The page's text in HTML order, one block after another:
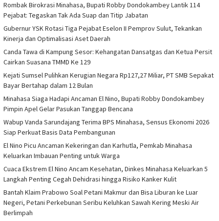
Rombak Birokrasi Minahasa, Bupati Robby Dondokambey Lantik 114
Pejabat: Tegaskan Tak Ada Suap dan Titip Jabatan
Gubernur YSK Rotasi Tiga Pejabat Eselon II Pemprov Sulut, Tekankan
Kinerja dan Optimalisasi Aset Daerah
Canda Tawa di Kampung Sesor: Kehangatan Dansatgas dan Ketua Persit
Cairkan Suasana TMMD Ke 129
Kejati Sumsel Pulihkan Kerugian Negara Rp127,27 Miliar, PT SMB Sepakat
Bayar Bertahap dalam 12 Bulan
Minahasa Siaga Hadapi Ancaman El Nino, Bupati Robby Dondokambey
Pimpin Apel Gelar Pasukan Tanggap Bencana
Wabup Vanda Sarundajang Terima BPS Minahasa, Sensus Ekonomi 2026
Siap Perkuat Basis Data Pembangunan
El Nino Picu Ancaman Kekeringan dan Karhutla, Pemkab Minahasa
Keluarkan Imbauan Penting untuk Warga
Cuaca Ekstrem El Nino Ancam Kesehatan, Dinkes Minahasa Keluarkan 5
Langkah Penting Cegah Dehidrasi hingga Risiko Kanker Kulit
Bantah Klaim Prabowo Soal Petani Makmur dan Bisa Liburan ke Luar
Negeri, Petani Perkebunan Seribu Keluhkan Sawah Kering Meski Air
Berlimpah